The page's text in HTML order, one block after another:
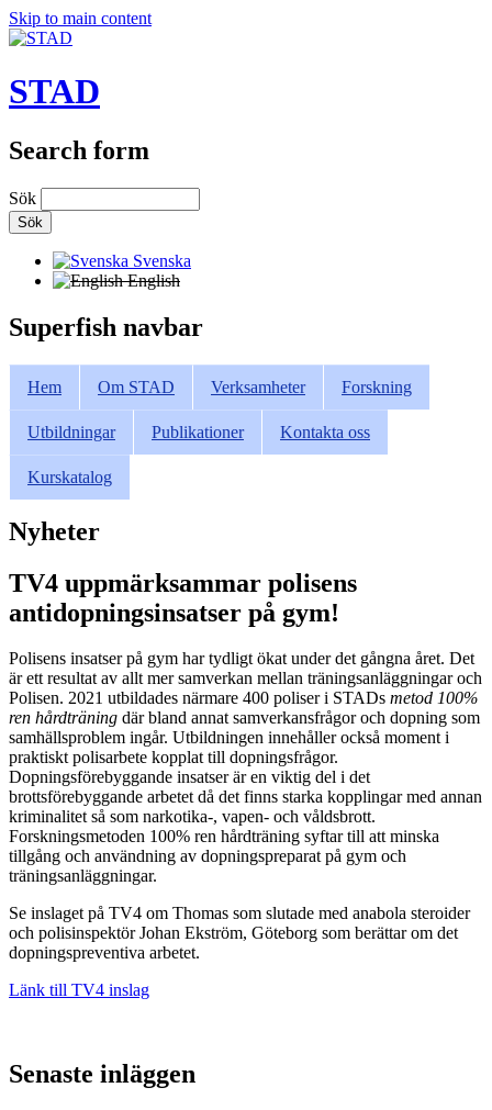
Skip to main content
STAD
Search form
Sök
Svenska
English
Superfish navbar
Hem Om STAD Verksamheter Forskning
Utbildningar Publikationer Kontakta oss
Kurskatalog
Nyheter
TV4 uppmärksammar polisens
antidopningsinsatser på gym!
Polisens insatser på gym har tydligt ökat under det gångna året. Det
är ett resultat av allt mer samverkan mellan träningsanläggningar och
Polisen. 2021 utbildades närmare 400 poliser i STADs metod 100%
ren hårdträning där bland annat samverkansfrågor och dopning som
samhällsproblem ingår. Utbildningen innehåller också moment i
praktiskt polisarbete kopplat till dopningsfrågor.
Dopningsförebyggande insatser är en viktig del i det
brottsförebyggande arbetet då det finns starka kopplingar med annan
kriminalitet så som narkotika-, vapen- och våldsbrott.
Forskningsmetoden 100% ren hårdträning syftar till att minska
tillgång och användning av dopningspreparat på gym och
träningsanläggningar.
Se inslaget på TV4 om Thomas som slutade med anabola steroider
och polisinspektör Johan Ekström, Göteborg som berättar om det
dopningspreventiva arbetet.
Länk till TV4 inslag
Senaste inläggen